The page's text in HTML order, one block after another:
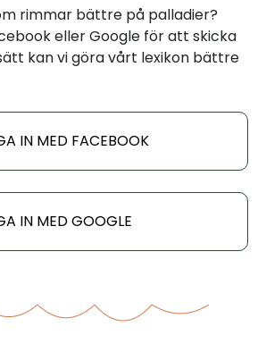
rimmar bättre på palladier?
eller Google för att skicka
kan vi göra vårt lexikon bättre
IN MED FACEBOOK
IN MED GOOGLE